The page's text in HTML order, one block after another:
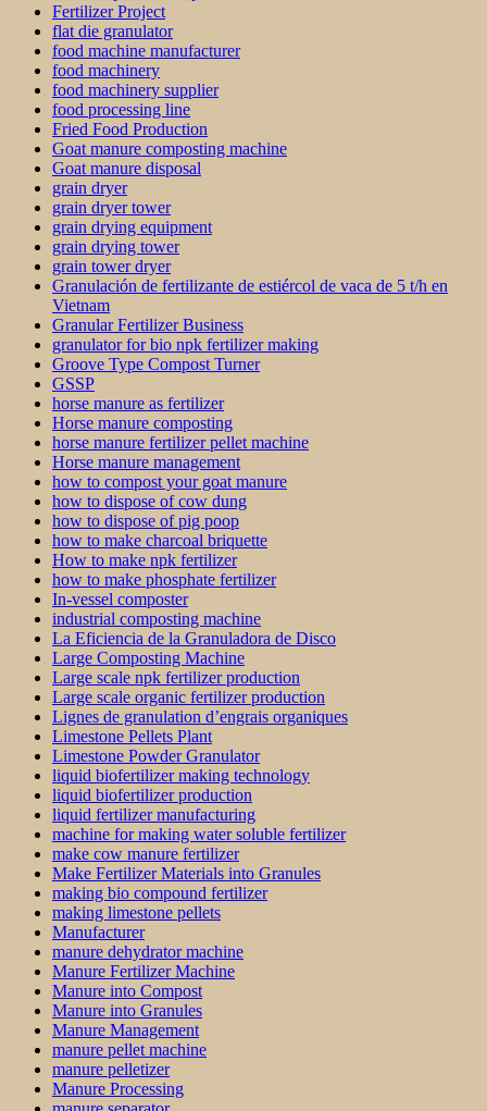
Fertilizer Project
flat die granulator
food machine manufacturer
food machinery
food machinery supplier
food processing line
Fried Food Production
Goat manure composting machine
Goat manure disposal
grain dryer
grain dryer tower
grain drying equipment
grain drying tower
grain tower dryer
Granulación de fertilizante de estiércol de vaca de 5 t/h en
Vietnam
Granular Fertilizer Business
granulator for bio npk fertilizer making
Groove Type Compost Turner
GSSP
horse manure as fertilizer
Horse manure composting
horse manure fertilizer pellet machine
Horse manure management
how to compost your goat manure
how to dispose of cow dung
how to dispose of pig poop
how to make charcoal briquette
How to make npk fertilizer
how to make phosphate fertilizer
In-vessel composter
industrial composting machine
La Eficiencia de la Granuladora de Disco
Large Composting Machine
Large scale npk fertilizer production
Large scale organic fertilizer production
Lignes de granulation d’engrais organiques
Limestone Pellets Plant
Limestone Powder Granulator
liquid biofertilizer making technology
liquid biofertilizer production
liquid fertilizer manufacturing
machine for making water soluble fertilizer
make cow manure fertilizer
Make Fertilizer Materials into Granules
making bio compound fertilizer
making limestone pellets
Manufacturer
manure dehydrator machine
Manure Fertilizer Machine
Manure into Compost
Manure into Granules
Manure Management
manure pellet machine
manure pelletizer
Manure Processing